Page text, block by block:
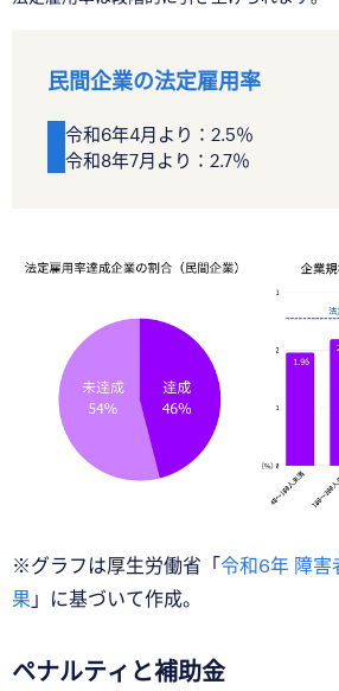
民間企業の法定雇用率
令和6年4月より：2.5％
令和8年7月より：2.7％
※グラフは厚生労働省「令和6年 障害
果 」に基づいて作成。
ペナルティと補助金